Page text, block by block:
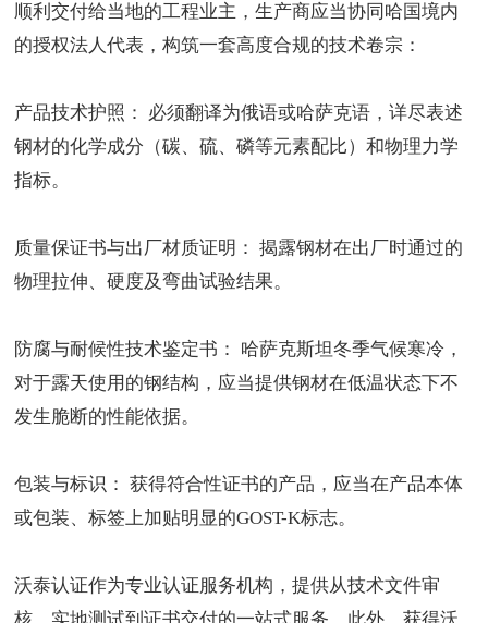
顺利交付给当地的工程业主，生产商应当协同哈国境内
的授权法人代表，构筑一套高度合规的技术卷宗：
产品技术护照： 必须翻译为俄语或哈萨克语，详尽表述
钢材的化学成分（碳、硫、磷等元素配比）和物理力学
指标。
质量保证书与出厂材质证明： 揭露钢材在出厂时通过的
物理拉伸、硬度及弯曲试验结果。
防腐与耐候性技术鉴定书： 哈萨克斯坦冬季气候寒冷，
对于露天使用的钢结构，应当提供钢材在低温状态下不
发生脆断的性能依据。
包装与标识： 获得符合性证书的产品，应当在产品本体
或包装、标签上加贴明显的GOST-K标志。
沃泰认证作为专业认证服务机构 ，提供从技术文件审